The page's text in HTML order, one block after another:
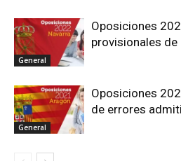
General
Oposiciones
provisionales
General
Oposiciones
de errores